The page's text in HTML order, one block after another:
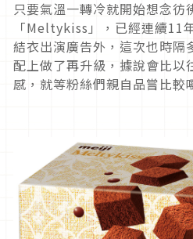
只要氣溫一轉冷就開始想念彷
「Meltykiss」，已經連續11
結衣出演廣告外，這次也時隔
配上做了再升級，據說會比以
感，就等粉絲們親自品嘗比較